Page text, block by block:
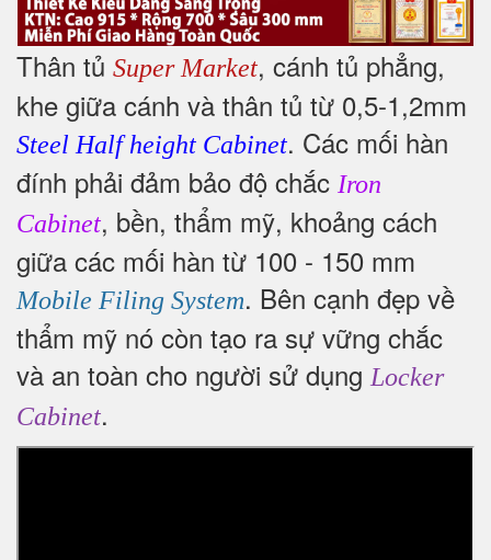
Thân tủ Super Market, cánh tủ phẳng,
khe giữa cánh và thân tủ từ 0,5-1,2mm
Steel Half height Cabinet. Các mối hàn
đính phải đảm bảo độ chắc Iron
Cabinet, bền, thẩm mỹ, khoảng cách
giữa các mối hàn từ 100 - 150 mm
Mobile Filing System. Bên cạnh đẹp về
thẩm mỹ nó còn tạo ra sự vững chắc
và an toàn cho người sử dụng Locker
Cabinet.